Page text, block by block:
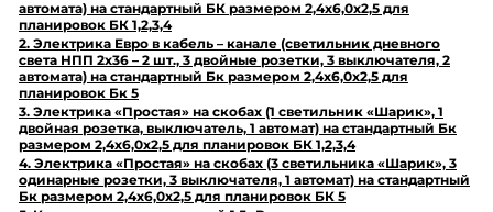
автомата) на стандартный БК размером 2,4х6,0х2,5 для
планировок БК 1,2,3,4
2. Электрика Евро в кабель – канале (светильник дневного
света НПП 2х36 – 2 шт., 3 двойные розетки, 3 выключателя, 2
автомата) на стандартный Бк размером 2,4х6,0х2,5 для
планировок Бк 5
3. Электрика «Простая» на скобах (1 светильник «Шарик», 1
двойная розетка, выключатель, 1 автомат) на стандартный Бк
размером 2,4х6,0х2,5 для планировок БК 1,2,3,4
4. Электрика «Простая» на скобах (3 светильника «Шарик», 3
одинарные розетки, 3 выключателя, 1 автомат) на стандартный
Бк размером 2,4х6,0х2,5 для планировок БК 5